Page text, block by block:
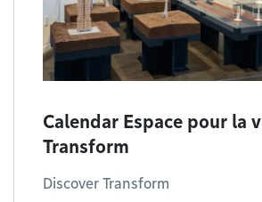
Calendar Espace pour la
Transform
Discover Transform